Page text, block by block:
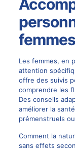
femmes
Les femmes, en
attention
offre des suivis
comprendre les
Des conseils
améliorer la
prémenstruels
Comment la
sans effets